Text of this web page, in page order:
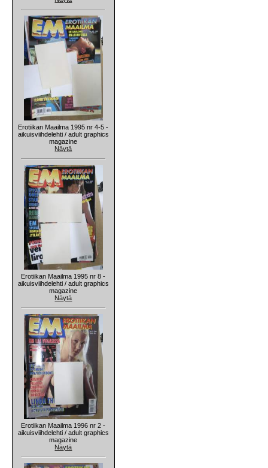
Erotiikan Maailma 1995 nr 4-5 -
aikuisviihdelehti / adult graphics
magazine
Näytä
Erotiikan Maailma 1995 nr 8 -
aikuisviihdelehti / adult graphics
magazine
Näytä
Erotiikan Maailma 1996 nr 2 -
aikuisviihdelehti / adult graphics
magazine
Näytä